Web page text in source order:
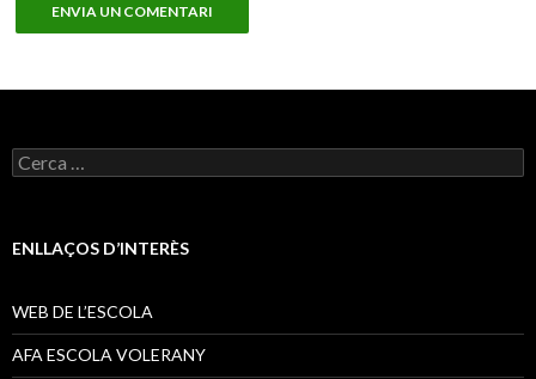
C
e
a
ENLLAÇOS D’INTERÈS
WEB DE L’ESCOLA
AFA ESCOLA VOLERANY